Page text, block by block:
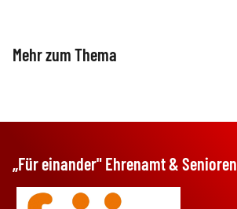
Mehr zum Thema
„Für einander" Ehrenamt & Senioren